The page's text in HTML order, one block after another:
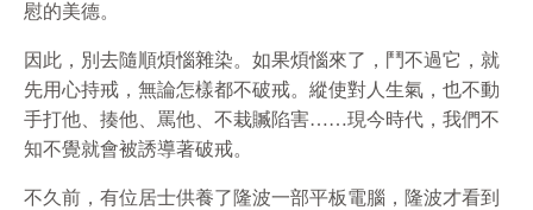
慰的美德。
因此，別去隨順煩惱雜染。如果煩惱來了，鬥不過它，就
先用心持戒，無論怎樣都不破戒。縱使對人生氣，也不動
手打他、揍他、罵他、不栽贓陷害……現今時代，我們不
知不覺就會被誘導著破戒。
不久前，有位居士供養了隆波一部平板電腦，隆波才看到